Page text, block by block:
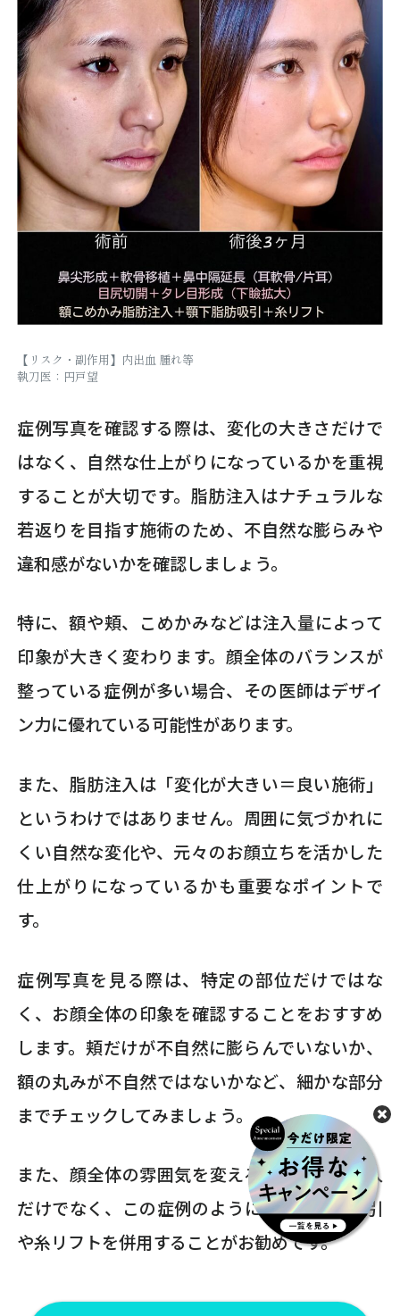
【リスク・副作用】内出血 腫れ等
執刀医：円戸望
症例写真を確認する際は、変化の大きさだけで
はなく、自然な仕上がりになっているかを重視
することが大切です。脂肪注入はナチュラルな
若返りを目指す施術のため、不自然な膨らみや
違和感がないかを確認しましょう。
特に、額や頬、こめかみなどは注入量によって
印象が大きく変わります。顔全体のバランスが
整っている症例が多い場合、その医師はデザイ
ン力に優れている可能性があります。
また、脂肪注入は「変化が大きい＝良い施術」
というわけではありません。周囲に気づかれに
くい自然な変化や、元々のお顔立ちを活かした
仕上がりになっているかも重要なポイントで
す。
症例写真を見る際は、特定の部位だけではな
く、お顔全体の印象を確認することをおすすめ
します。頬だけが不自然に膨らんでいないか、
額の丸みが不自然ではないかなど、細かな部分
までチェックしてみましょう。
また、顔全体の雰囲気を変える場合、脂肪注入
だけでなく、この症例のように、顔の脂肪吸引
や糸リフトを併用することがお勧めです。